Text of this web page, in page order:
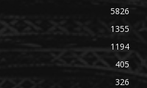
5826
1355
1194
405
326